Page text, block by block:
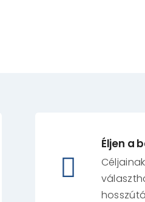
Éljen a